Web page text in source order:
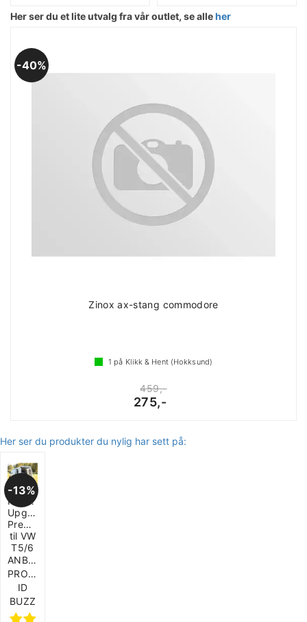
Her ser du et lite utvalg fra vår outlet, se alleher
40%
Zinox ax-stang commodore
1 på Klikk & Hent (Hokksund)
459,-
275,-
Her ser du produkter du nylig har sett på:
13%
Hekktelt
Upgrade
Premium
til VW
T5/6
ANBEFALT
PRODUKT
ID
BUZZ